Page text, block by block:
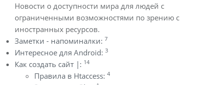
Новости о доступности мира для людей с
ограниченными возможностями по зрению с
иностранных ресурсов.
Заметки - напоминалки: 7
Интересное для Android: 3
Как создать сайт |: 14
Правила в Htaccess: 4